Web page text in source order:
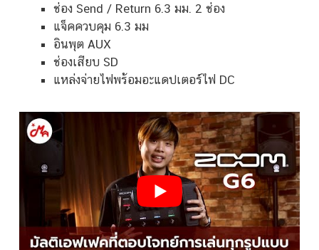
ช่อง Send / Return 6.3 มม. 2 ช่อง
แจ็คควบคุม 6.3 มม
อินพุต AUX
ช่องเสียบ SD
แหล่งจ่ายไฟพร้อมอะแดปเตอร์ไฟ DC